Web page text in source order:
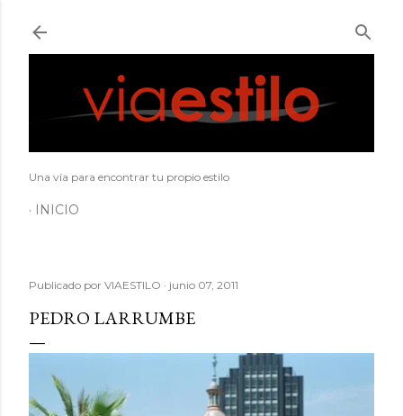
Una vía para encontrar tu propio estilo
INICIO
Publicado por VIAESTILO junio 07, 2011
PEDRO LARRUMBE